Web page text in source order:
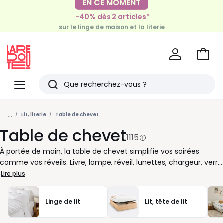
EN CE MOMENT
-30€ tous les 100€*
sur le meuble & la déco
-40% dès 2 articles*
sur le linge de maison et la literie
Menu
Redoute
Rechercher
Derniers
articles
vus
Voir
... Lit, literie Table de chevet
Table de chevet1115
À portée de main, la table de chevet simplifie vos soirées
comme vos réveils. Livre, lampe, réveil, lunettes, chargeur, verre
d’eau : tout reste près du lit, bien rangé et facile à attraper.
Avec un tiroir ou une niche, elle aide aussi à garder une
chambre plus ordonnée, sans encombrer l’espace. Chez La
Redoute, nous vous proposons des tables de chevet adaptées
à votre quotidien et à votre style. Bois clair pour une ambiance
Lire plus
Linge de lit Lit, tête de lit